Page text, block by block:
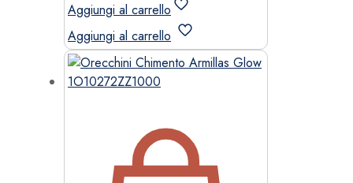
Aggiungi al carrello
Aggiungi al carrello